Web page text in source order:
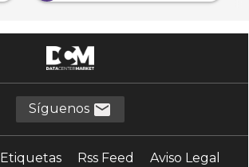
Síguenos
Etiquetas Rss Feed
Aviso Legal